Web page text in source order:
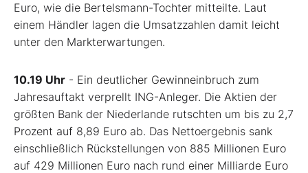
Euro, wie die Bertelsmann-Tochter mitteilte. Laut
einem Händler lagen die Umsatzzahlen damit leicht
unter den Markterwartungen.
10.19 Uhr - Ein deutlicher Gewinneinbruch zum
Jahresauftakt verprellt ING-Anleger. Die Aktien der
größten Bank der Niederlande rutschten um bis zu 2,7
Prozent auf 8,89 Euro ab. Das Nettoergebnis sank
einschließlich Rückstellungen von 885 Millionen Euro
auf 429 Millionen Euro nach rund einer Milliarde Euro